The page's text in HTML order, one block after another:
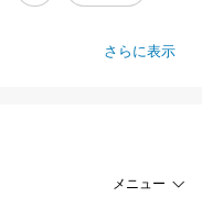
さらに表示
メニュー